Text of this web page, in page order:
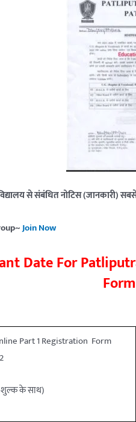
से संबंधित नोटिस (जानकारी)
Join Now
Date For
Part 1 Registration Form
शुल्क के साथ)